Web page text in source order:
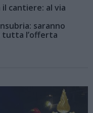
cantiere: al via
saranno
tutta l’offerta